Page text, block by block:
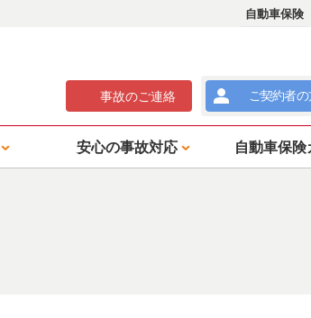
事故のご連絡 ご契約者の
安心の事故対応 自動車保険
自動車保険